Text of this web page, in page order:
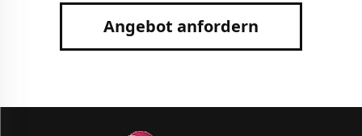
Angebot anfordern